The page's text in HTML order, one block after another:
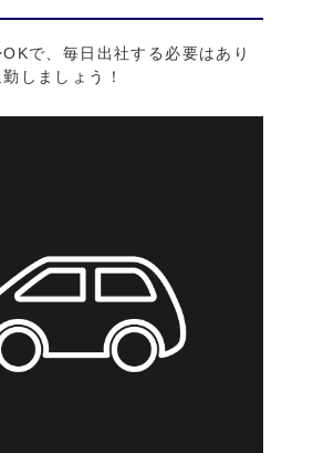
で、毎日出社する必要はあり
しましょう！